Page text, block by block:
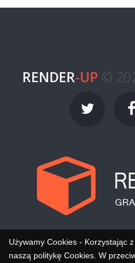
RENDER-UP ©
Używamy Cookies - Korzystając
naszą politykę Cookies. W